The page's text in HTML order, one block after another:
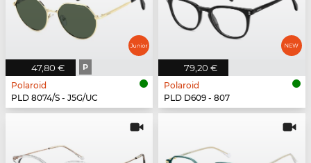
47,80 € P
Polaroid
PLD 8074/S - J5G/UC
79,20 €
Polaroid
PLD D609 - 807